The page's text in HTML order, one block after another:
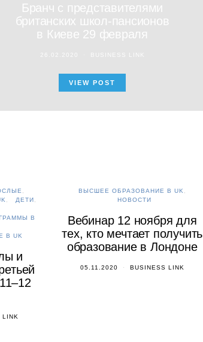
Бранч с представителями
британских школ-пансионов
в Киеве 29 февраля
BUSINESS LINK
VIEW POST
ДЕТИ
В
В UK
и
LINK
ВЫСШЕЕ ОБРАЗОВАНИЕ В UK
НОВОСТИ
Вебинар 12 ноября для
тех, кто мечтает получить
образование в Лондоне
05.11.2020 BUSINESS LINK